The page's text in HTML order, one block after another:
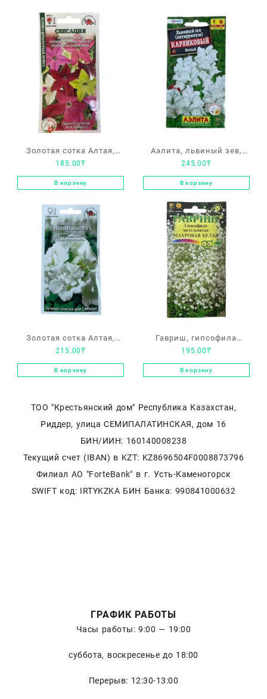
Золотая сотка Алтая,
табак «сенсация»
185.00₸
В корзину
Аэлита, львиный зев,
«Карликовый» белый
245.00₸
В корзину
Золотая сотка Алтая,
львиный зев «Твинни
вайт F1»
215.00₸
В корзину
Гавриш, гипсофила
метельчатая «Махровая
белая»
195.00₸
В корзину
ТОО "Крестьянский дом" Республика Казахстан,
Риддер, улица СЕМИПАЛАТИНСКАЯ, дом 16
БИН/ИИН: 160140008238
Текущий счет (IBAN) в KZT: KZ8696504F0008873796
Филиал АО "ForteBank" в г. Усть-Каменогорск
SWIFT код: IRTYKZKA БИН Банка: 990841000632
ГРАФИК РАБОТЫ
Часы работы: 9:00 — 19:00
суббота, воскресенье до 18:00
Перерыв: 12:30-13:00